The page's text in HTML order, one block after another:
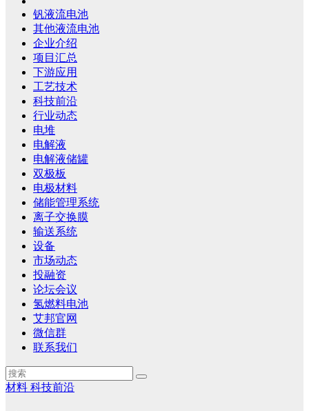
钒液流电池
其他液流电池
企业介绍
项目汇总
下游应用
工艺技术
科技前沿
行业动态
电堆
电解液
电解液储罐
双极板
电极材料
储能管理系统
离子交换膜
输送系统
设备
市场动态
投融资
论坛会议
氢燃料电池
艾邦官网
微信群
联系我们
材料 科技前沿